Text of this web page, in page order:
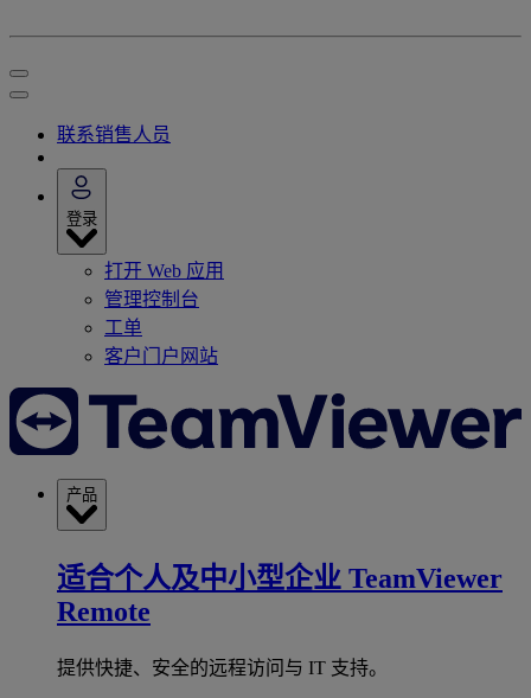
联系销售人员
登录
打开 Web 应用
管理控制台
工单
客户门户网站
产品
适合个人及中小型企业 TeamViewer
Remote
提供快捷、安全的远程访问与 IT 支持。